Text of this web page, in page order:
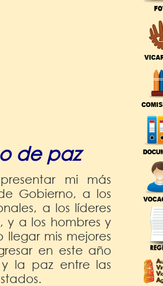
de paz
mi más
Gobierno, a los
a los líderes
y a los hombres y
mis mejores
en este año
la paz entre las